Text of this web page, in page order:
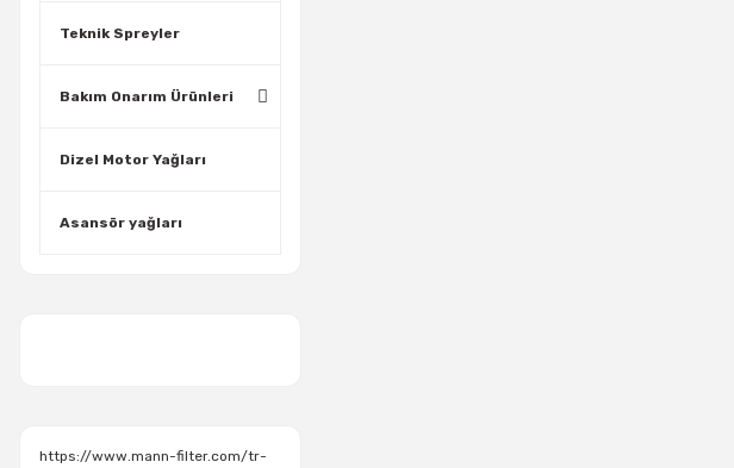
Teknik Spreyler
Bakım Onarım Ürünleri
Dizel Motor Yağları
Asansör yağları
https://www.mann-filter.com/tr-